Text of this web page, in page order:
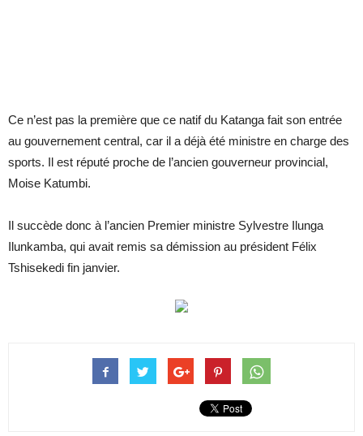
Ce n’est pas la première que ce natif du Katanga fait son entrée
au gouvernement central, car il a déjà été ministre en charge des
sports. Il est réputé proche de l’ancien gouverneur provincial,
Moise Katumbi.
Il succède donc à l’ancien Premier ministre Sylvestre Ilunga
Ilunkamba, qui avait remis sa démission au président Félix
Tshisekedi fin janvier.